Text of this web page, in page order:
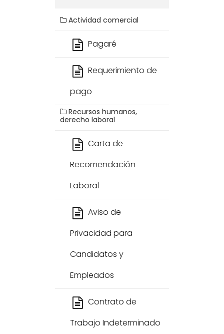
Actividad comercial
Pagaré
Requerimiento de
pago
Recursos humanos,
derecho laboral
Carta de
Recomendación
Laboral
Aviso de
Privacidad para
Candidatos y
Empleados
Contrato de
Trabajo Indeterminado